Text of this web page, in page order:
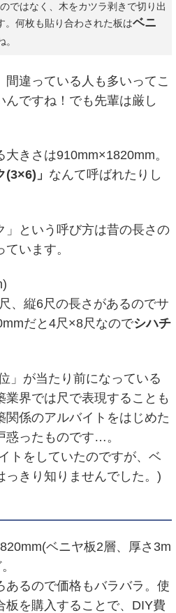
ではなく、木をカツラ剥きで切り出
。何枚も貼り合わされた板はベニ
違っている人も多いってこ
んですね！でも先輩は厳し
きさは910mm×1820mm。
(3×6)」 なんて呼ばれたりし
」という呼び方は昔の長さの
います。
、縦6尺の長さがあるのでサ
だと4尺×8尺なのでシハチ
」が当たり前になっている
業界では尺で表現することも
関係のアルバイトをはじめた
惑ったものです…。
トをしていたのですが、ベ
っきり知りませんでした。)
ベニヤ板2層、厚さ3m
あるので価格もバラバラ。使
板を購入することで、DIY費